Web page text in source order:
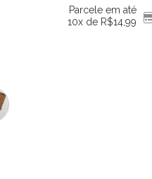
Parcele em até
10x de R$14,99